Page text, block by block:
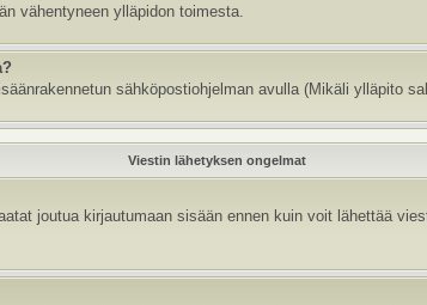
vähentyneen ylläpidon toimesta.
sähköpostiohjelman avulla (Mikäli ylläpito
Viestin lähetyksen ongelmat
joutua kirjautumaan sisään ennen kuin voit lähettää